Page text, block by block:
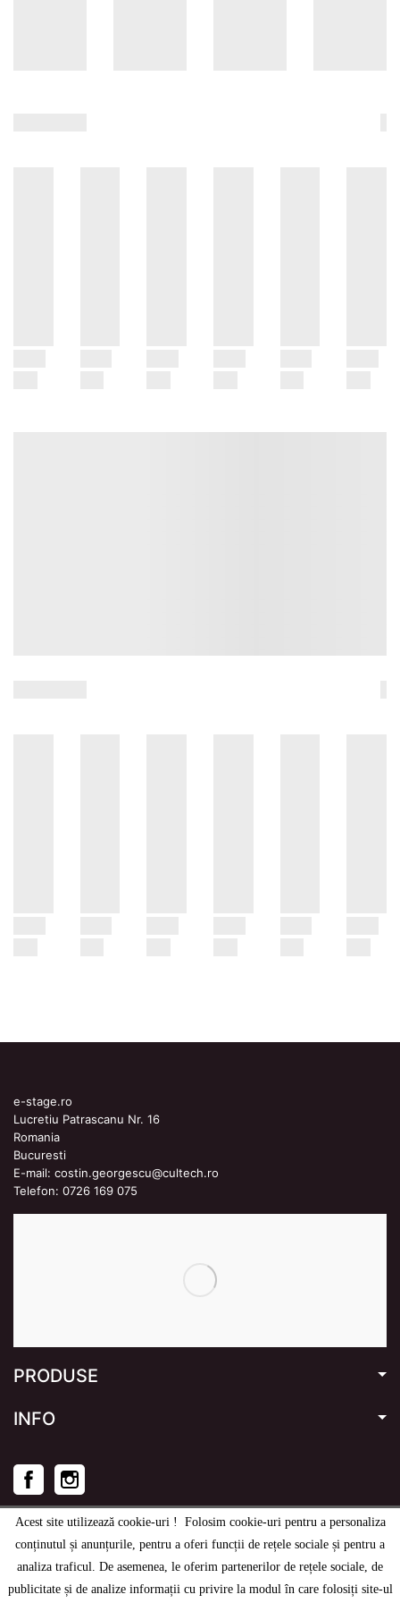
Acest site utilizează cookie-uri ! Folosim cookie-uri pentru a personaliza
conținutul și anunțurile, pentru a oferi funcții de rețele sociale și pentru a
analiza traficul. De asemenea, le oferim partenerilor de rețele sociale, de
publicitate și de analize informații cu privire la modul în care folosiți site-ul
e-stage.ro
Lucretiu Patrascanu Nr. 16
Romania
Bucuresti
E-mail: costin.georgescu@cultech.ro
Telefon: 0726 169 075
PRODUSE
INFO
Facebook
© 2020 -2026e-stage.ro- Toate drepturile rezervate.